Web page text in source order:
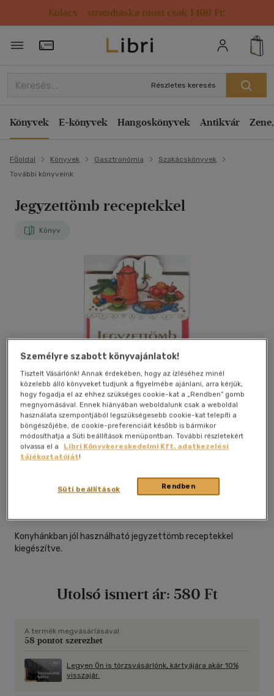
Kulacs / strandtáska most csak 1499 Ft!
Törzsvásárlói Kártya adatai
Részletes keresés
Könyvek E-könyvek Hangoskönyvek Antikvár
Főoldal Könyvek Gasztronómia
Szakácskönyvek
További könyveink
Jegyzettömb receptekkel
Könyv
Konyhánkban jól használható jegyzettömb receptekkel
kiegészítve.
Utolsó ismert ár: 580 Ft
A termék megvásárlásával
58 pontot szerezhet
Legyen Ön is törzsvásárlónk, kártyájára akár 10%
visszajár.
Személyre szabott könyvajánlatok!
Tisztelt Vásárlónk! Annak érdekében, hogy az ízléséhez minél
közelebb álló könyveket tudjunk a figyelmébe ajánlani, arra kérjük,
hogy fogadja el az ehhez szükséges cookie-kat a „Rendben” gomb
megnyomásával. Ennek hiányában weboldalunk csak a weboldal
használata szempontjából legszükségesebb cookie-kat telepíti a
böngészőjébe, de cookie-preferenciáit később is bármikor
módosíthatja a Süti beállítások menüpontban. További részletekért
olvassa el a
Libri Könyvkereskedelmi Kft. adatkezelési
tájékoztatóját!
Rendben
Süti beállítások